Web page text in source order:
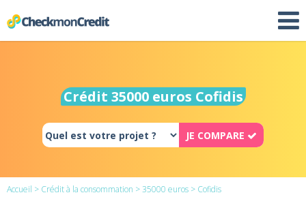
Crédit 35000 euros Cofidis
JE COMPARE
Accueil > Crédit à la consommation >35000 euros > Cofidis